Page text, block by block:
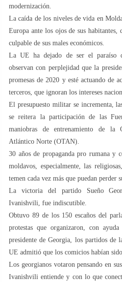
modernización.
La caída de los niveles de vida en
Europa ante los ojos de sus habitantes,
culpable de sus males económicos.
La UE ha dejado de ser el paraíso
observan con perplejidad que la
promesas de 2020 y esté actuando de
terceros, que ignoran los intereses
El presupuesto militar se incrementa,
se reitera la participación de las
maniobras de entrenamiento de la
Atlántico Norte (OTAN).
30 años de propaganda pro rumana y
moldavos, especialmente, las
temen cada vez más que puedan perder
La victoria del partido Sueño
Ivanishvili, fue indiscutible.
Obtuvo 89 de los 150 escaños del
protestas que organizaron, con
presidente de Georgia, los partidos de
UE admitió que los comicios habían
Los georgianos votaron pensando en
Ivanishvili entiende y con lo que